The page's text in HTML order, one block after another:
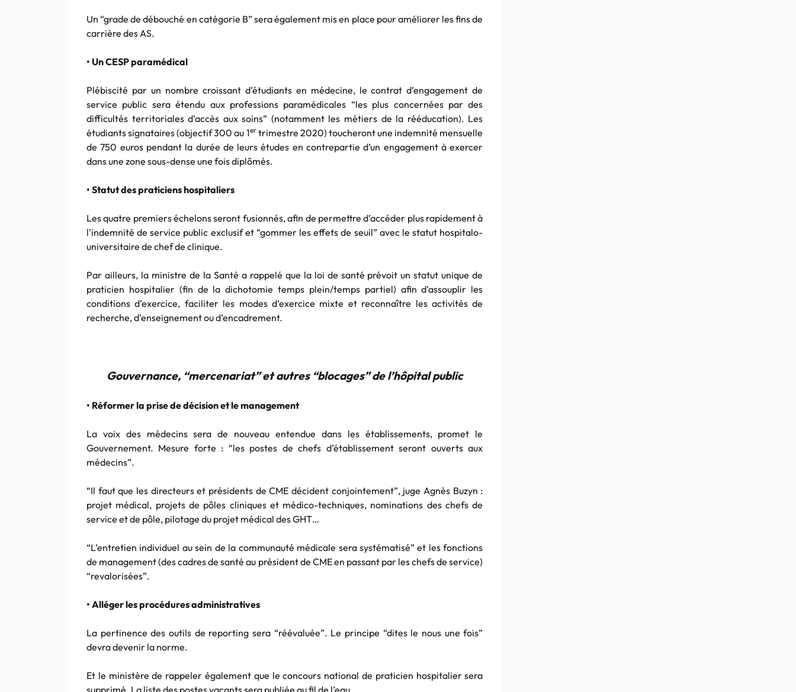
Un “grade de débouché en catégorie B” sera également mis en place pour améliorer les fins de
carrière des AS.
• Un CESP paramédical
Plébiscité par un nombre croissant d’étudiants en médecine, le contrat d’engagement de
service public sera étendu aux professions paramédicales “les plus concernées par des
difficultés territoriales d’accès aux soins” (notamment les métiers de la rééducation). Les
étudiants signataires (objectif 300 au 1ertrimestre 2020) toucheront une indemnité mensuelle
de 750 euros pendant la durée de leurs études en contrepartie d’un engagement à exercer
dans une zone sous-dense une fois diplômés.
• Statut des praticiens hospitaliers
Les quatre premiers échelons seront fusionnés, afin de permettre d’accéder plus rapidement à
l’indemnité de service public exclusif et “gommer les effets de seuil” avec le statut hospitalo-
universitaire de chef de clinique.
Par ailleurs, la ministre de la Santé a rappelé que la loi de santé prévoit un statut unique de
praticien hospitalier (fin de la dichotomie temps plein/temps partiel) afin d’assouplir les
conditions d’exercice, faciliter les modes d’exercice mixte et reconnaître les activités de
recherche, d’enseignement ou d’encadrement.
Gouvernance, “mercenariat” et autres “blocages” de l’hôpital public
• Réformer la prise de décision et le management
La voix des médecins sera de nouveau entendue dans les établissements, promet le
Gouvernement. Mesure forte : “les postes de chefs d’établissement seront ouverts aux
médecins”.
“Il faut que les directeurs et présidents de CME décident conjointement”, juge Agnès Buzyn :
projet médical, projets de pôles cliniques et médico-techniques, nominations des chefs de
service et de pôle, pilotage du projet médical des GHT…
“L’entretien individuel au sein de la communauté médicale sera systématisé” et les fonctions
de management (des cadres de santé au président de CME en passant par les chefs de service)
“revalorisées”.
• Alléger les procédures administratives
La pertinence des outils de reporting sera “réévaluée”. Le principe “dites le nous une fois”
devra devenir la norme.
Et le ministère de rappeler également que le concours national de praticien hospitalier sera
supprimé. La liste des postes vacants sera publiée au fil de l’eau.